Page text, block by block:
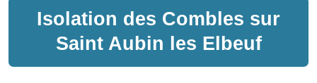
Isolation des Combles sur
Saint Aubin les Elbeuf